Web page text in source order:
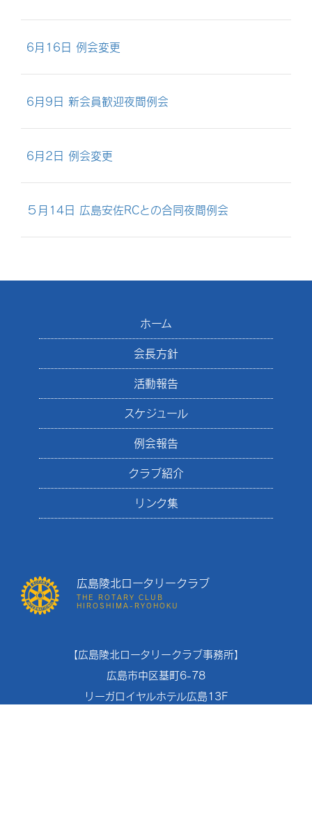
6月16日 例会変更
6月9日 新会員歓迎夜間例会
6月2日 例会変更
５月14日 広島安佐RCとの合同夜間例会
ホーム
会長方針
活動報告
スケジュール
例会報告
クラブ紹介
リンク集
広島陵北ロータリークラブ
THE ROTARY CLUB
HIROSHIMA-RYOHOKU
【広島陵北ロータリークラブ事務所】
広島市中区基町6-78
リーガロイヤルホテル広島13F